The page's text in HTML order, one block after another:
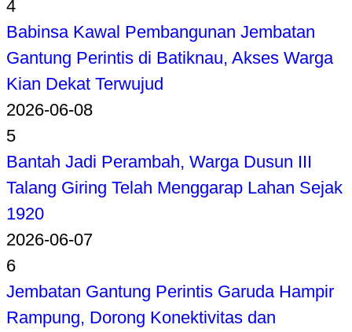
4
Babinsa Kawal Pembangunan Jembatan
Gantung Perintis di Batiknau, Akses Warga
Kian Dekat Terwujud
2026-06-08
5
Bantah Jadi Perambah, Warga Dusun III
Talang Giring Telah Menggarap Lahan Sejak
1920
2026-06-07
6
Jembatan Gantung Perintis Garuda Hampir
Rampung, Dorong Konektivitas dan